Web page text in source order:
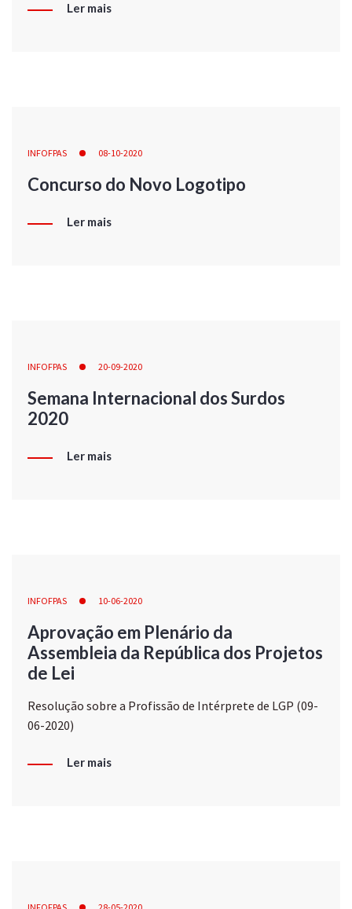
Ler mais
INFOFPAS 08-10-2020
Concurso do Novo Logotipo
Ler mais
INFOFPAS 20-09-2020
Semana Internacional dos Surdos
2020
Ler mais
INFOFPAS 10-06-2020
Aprovação em Plenário da
Assembleia da República dos Projetos
de Lei
Resolução sobre a Profissão de Intérprete de LGP (09-
06-2020)
Ler mais